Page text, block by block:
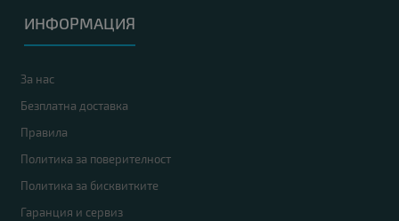
ИНФОРМАЦИЯ
За нас
Безплатна доставка
Правила
Политика за поверителност
Политика за бисквитките
Гаранция и сервиз